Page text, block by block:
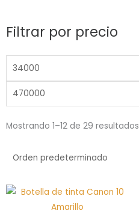
Filtrar por precio
Mostrando 1–12 de 29 resultados